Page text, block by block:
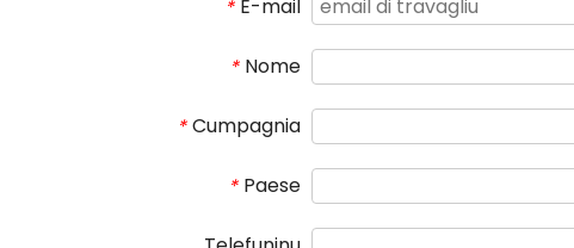
* E-mail
* Nome
* Cumpagnia
* Paese